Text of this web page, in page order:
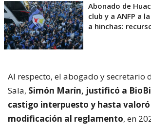
Abonado de
club y a ANFP a
a hinchas:
Al respecto, el abogado y secretario
Sala, Simón Marín, justificó a
castigo interpuesto y hasta
modificación al reglamento, en